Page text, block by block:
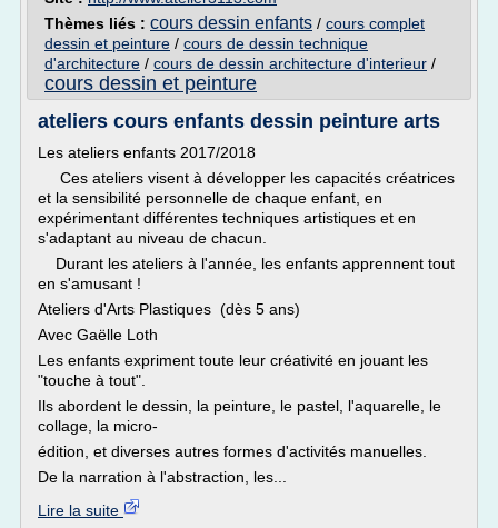
Thèmes liés : cours dessin enfants / cours complet
dessin et peinture / cours de dessin technique
d'architecture / cours de dessin architecture d'interieur /
cours dessin et peinture
ateliers cours enfants dessin peinture arts
Les ateliers enfants 2017/2018
Ces ateliers visent à développer les capacités créatrices
et la sensibilité personnelle de chaque enfant, en
expérimentant différentes techniques artistiques et en
s'adaptant au niveau de chacun.
Durant les ateliers à l'année, les enfants apprennent tout
en s'amusant !
Ateliers d'Arts Plastiques (dès 5 ans)
Avec Gaëlle Loth
Les enfants expriment toute leur créativité en jouant les
"touche à tout".
Ils abordent le dessin, la peinture, le pastel, l'aquarelle, le
collage, la micro-
édition, et diverses autres formes d'activités manuelles.
De la narration à l'abstraction, les...
Lire la suite